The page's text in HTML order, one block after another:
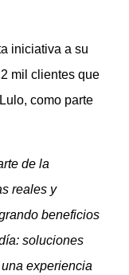
iniciativa a su
mil clientes que
como parte
de la
reales y
beneficios
soluciones
experiencia